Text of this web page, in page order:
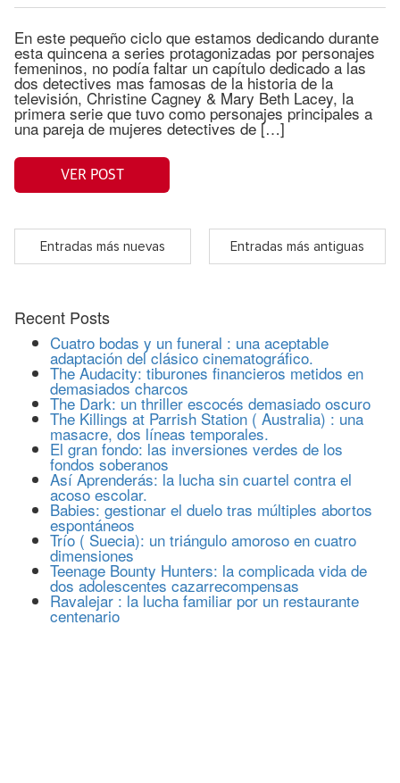
En este pequeño ciclo que estamos dedicando durante
esta quincena a series protagonizadas por personajes
femeninos, no podía faltar un capítulo dedicado a las
dos detectives mas famosas de la historia de la
televisión, Christine Cagney & Mary Beth Lacey, la
primera serie que tuvo como personajes principales a
una pareja de mujeres detectives de […]
VER POST
Entradas más nuevas Entradas más antiguas
Recent Posts
Cuatro bodas y un funeral : una aceptable
adaptación del clásico cinematográfico.
The Audacity: tiburones financieros metidos en
demasiados charcos
The Dark: un thriller escocés demasiado oscuro
The Killings at Parrish Station ( Australia) : una
masacre, dos líneas temporales.
El gran fondo: las inversiones verdes de los
fondos soberanos
Así Aprenderás: la lucha sin cuartel contra el
acoso escolar.
Babies: gestionar el duelo tras múltiples abortos
espontáneos
Trío ( Suecia): un triángulo amoroso en cuatro
dimensiones
Teenage Bounty Hunters: la complicada vida de
dos adolescentes cazarrecompensas
Ravalejar : la lucha familiar por un restaurante
centenario